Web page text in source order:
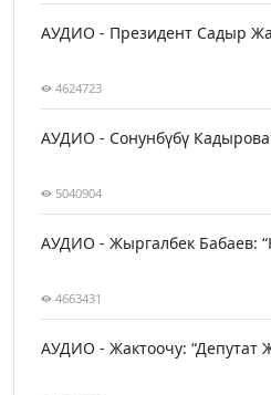
АУДИО - Президент Садыр
4624723
АУДИО - Сонунбүбү
5040904
АУДИО - Жыргалбек Бабаев:
4663431
АУДИО - Жактоочу: “Депутат